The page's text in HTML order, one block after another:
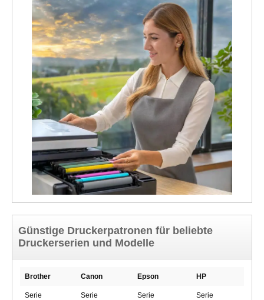
Günstige Druckerpatronen für beliebte
Druckerserien und Modelle
Brother Canon Epson HP
Serie Serie Serie Serie